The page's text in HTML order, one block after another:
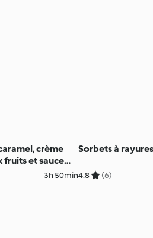
crème
fruits et sauce
3h 50min
Sorbets à
4.8 (6)